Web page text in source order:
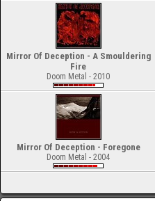
Mirror Of Deception - A Smouldering
Fire
Doom Metal - 2010
Mirror Of Deception - Foregone
Doom Metal - 2004